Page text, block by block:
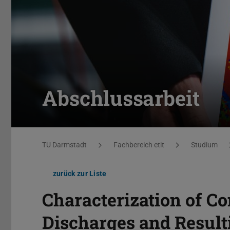
Abschlussarbeit
Sie befinden sich hier:
TU Darmstadt Fachbereich etit Studium
zurück zur Liste
Characterization of
Discharges and